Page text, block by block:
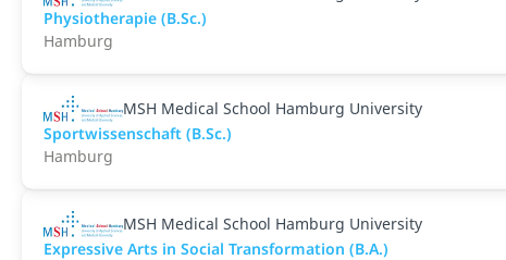
Physiotherapie (B.Sc.)
Hamburg
MSH Medical School Hamburg University
Sportwissenschaft (B.Sc.)
Hamburg
MSH Medical School Hamburg University
Expressive Arts in Social Transformation (B.A.)